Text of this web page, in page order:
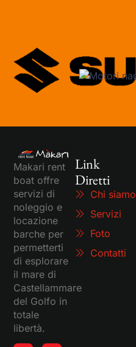
Makari rent
boat offre
servizi di
noleggio e
locazione
barche per
permetterti
di esplorare
il mare di
Castellammare
del Golfo in
totale
libertà.
Link
Diretti
Chi siamo
Servizi
Foto
Contatti